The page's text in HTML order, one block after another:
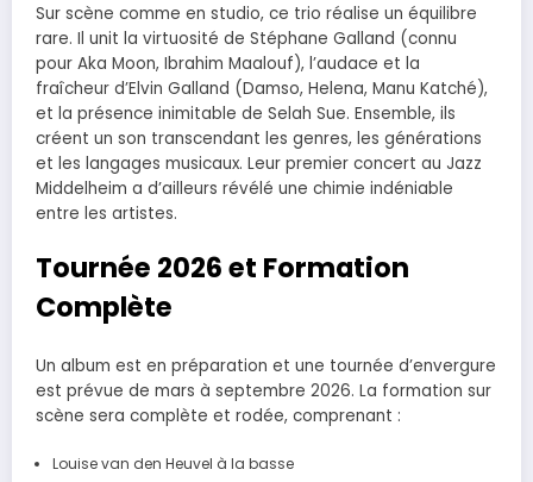
Sur scène comme en studio, ce trio réalise un équilibre
rare. Il unit la virtuosité de Stéphane Galland (connu
pour Aka Moon, Ibrahim Maalouf), l’audace et la
fraîcheur d’Elvin Galland (Damso, Helena, Manu Katché),
et la présence inimitable de Selah Sue. Ensemble, ils
créent un son transcendant les genres, les générations
et les langages musicaux. Leur premier concert au Jazz
Middelheim a d’ailleurs révélé une chimie indéniable
entre les artistes.
Tournée 2026 et Formation
Complète
Un album est en préparation et une tournée d’envergure
est prévue de mars à septembre 2026. La formation sur
scène sera complète et rodée, comprenant :
Louise van den Heuvel à la basse